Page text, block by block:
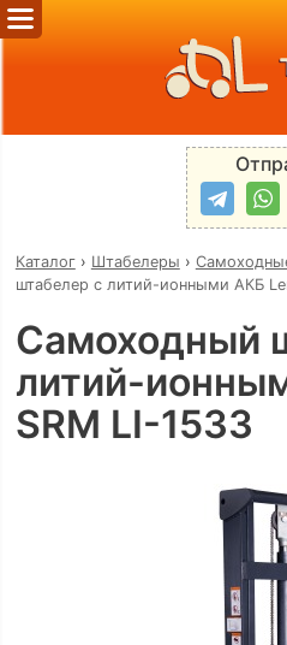
Каталог› Штабелеры ›
штабелер с литий-ионными АКБ
Самоходный
литий-
SRM LI-1533